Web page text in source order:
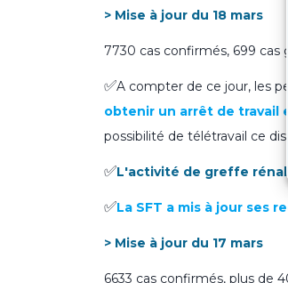
> Mise à jour du 18 mars
7730 cas confirmés, 699 cas
✅A compter de ce jour, les
obtenir un arrêt de travail
possibilité de télétravail ce
✅L'activité de greffe
✅La SFT a mis à jour ses
> Mise à jour du 17 mars
6633 cas confirmés, plus de